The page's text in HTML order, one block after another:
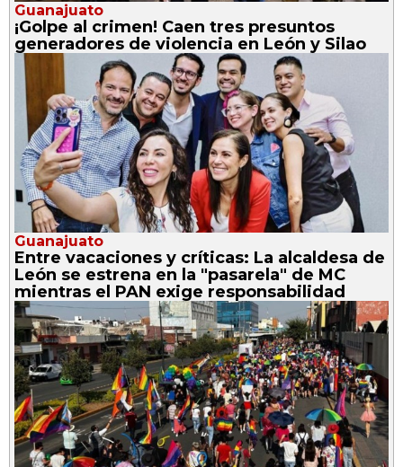
Guanajuato
¡Golpe al crimen! Caen tres presuntos
generadores de violencia en León y Silao
Guanajuato
Entre vacaciones y críticas: La alcaldesa de
León se estrena en la "pasarela" de MC
mientras el PAN exige responsabilidad